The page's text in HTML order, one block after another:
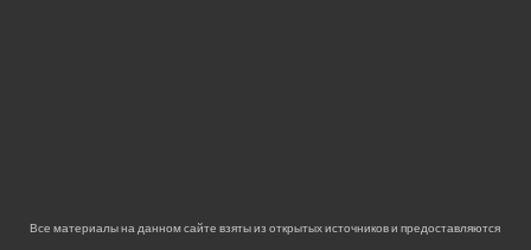
Все материалы на данном сайте взяты из открытых источников и предоставляются